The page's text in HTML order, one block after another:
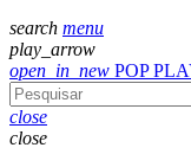
search menu
play_arrow
open_in_new POP
close
close